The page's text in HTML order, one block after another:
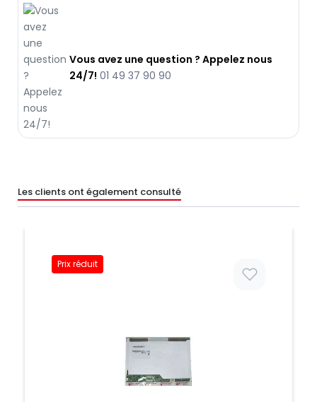
Vous avez une question ? Appelez nous
24/7! 01 49 37 90 90
Les clients ont également consulté
Prix réduit